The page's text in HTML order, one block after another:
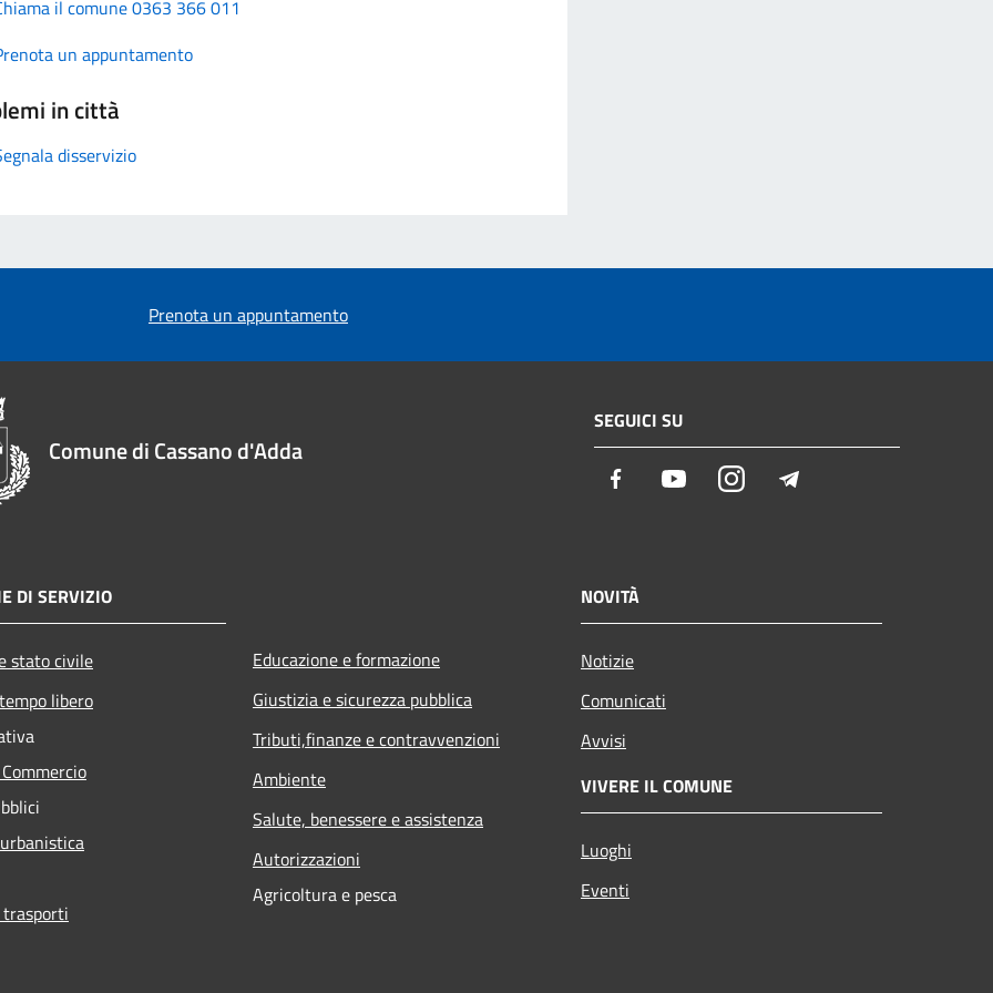
il comune 0363 366 011
un appuntamento
in città
disservizio
Prenota un appuntamento
Comune di Cassano d'Adda
SEGUICI SU
Facebook YoutubeInstagram
DI SERVIZIO
stato civile
libero
Educazione e formazione
Giustizia e sicurezza pubblica
Tributi,finanze e contravvenzioni
Ambiente
Salute, benessere e assistenza
Autorizzazioni
Agricoltura e pesca
NOVITÀ
Notizie
Comunicati
Avvisi
VIVERE IL COMUNE
Luoghi
Eventi